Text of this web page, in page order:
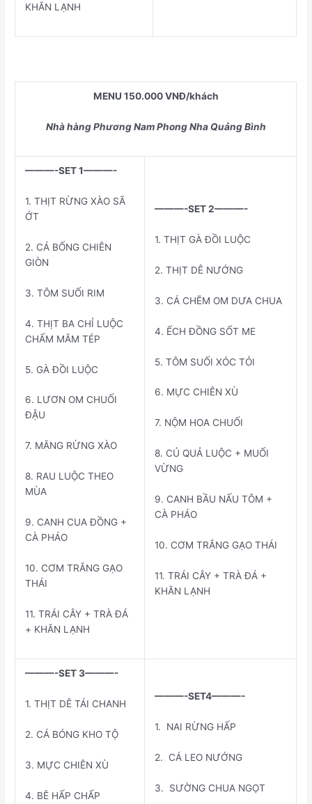
KHĂN LẠNH
MENU 150.000 VNĐ/khách
Nhà hàng Phương Nam Phong Nha Quảng Bình
———-SET 1———-
1. THỊT RỪNG XÀO SÃ
ỚT
2. CÁ BỐNG CHIÊN
GIÒN
3. TÔM SUỐI RIM
4. THỊT BA CHỈ LUỘC
CHẤM MẮM TÉP
5. GÀ ĐỒI LUỘC
6. LƯƠN OM CHUỐI
ĐẬU
7. MĂNG RỪNG XÀO
8. RAU LUỘC THEO
MÙA
9. CANH CUA ĐỒNG +
CÀ PHÁO
10. CƠM TRẮNG GẠO
THÁI
11. TRÁI CÂY + TRÀ ĐÁ
+ KHĂN LẠNH
———-SET 2———-
1. THỊT GÀ ĐỒI LUỘC
2. THỊT DÊ NƯỚNG
3. CÁ CHẼM OM DƯA CHUA
4. ẾCH ĐỒNG SỐT ME
5. TÔM SUỐI XÓC TỎI
6. MỰC CHIÊN XÙ
7. NỘM HOA CHUỐI
8. CỦ QUẢ LUỘC + MUỐI
VỪNG
9. CANH BẦU NẤU TÔM +
CÀ PHÁO
10. CƠM TRẮNG GẠO THÁI
11. TRÁI CÂY + TRÀ ĐÁ +
KHĂN LẠNH
———-SET 3———-
1. THỊT DÊ TÁI CHANH
2. CÁ BÓNG KHO TỘ
3. MỰC CHIÊN XÙ
4. BÊ HẤP CHẤP
———-SET4———-
1. NAI RỪNG HẤP
2. CÁ LEO NƯỚNG
3. SƯỜNG CHUA NGỌT